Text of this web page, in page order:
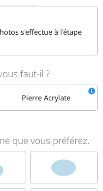
s'effectue à l'étape
faut-il ?
Pierre Acrylate
que vous préférez.